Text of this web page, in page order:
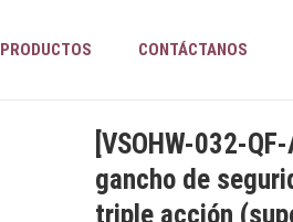
PRODUCTOS CONTÁCTANOS
VSOHW-032-
gancho de
triple acción